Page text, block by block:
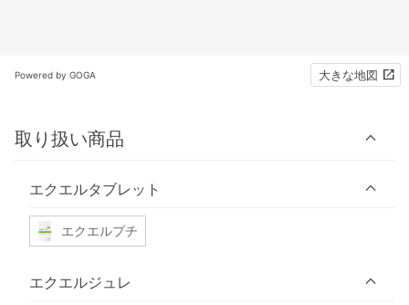
Powered by GOGA 大きな地図
取り扱い商品
エクエルタブレット
エクエルプチ
エクエルジュレ